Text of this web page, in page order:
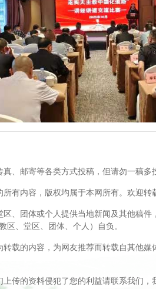
、邮寄等各类方式投稿，但请勿一稿多
有内容，版权均属于本网所有。欢迎转
、团体或个人提供当地新闻及其他稿
区、堂区、团体、个人）自负。
载的内容，为网友推荐而转载自其他
传的资料侵犯了您的利益请联系我们，